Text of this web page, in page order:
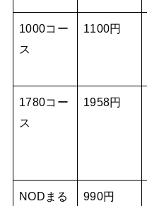
1000コー
ス
1100円
1780コー
ス
1958円
NODまる
990円